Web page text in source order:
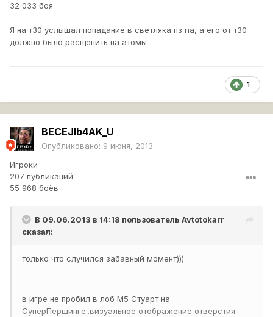
32 033 боя
Я на т30 услышал попадание в светляка пз na, а его от т30
должно было расщепить на атомы
1
BECEJIb4AK_U
Опубликовано: 9 июня, 2013
Игроки
207 публикаций
55 968 боёв
В 09.06.2013 в 14:18 пользователь Avtotokarr
сказал:
только что случился забавный момент)))
в игре не пробил в лоб М5 Стуарт на
СуперПершинге..визуальное отображение отверстия